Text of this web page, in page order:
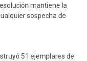
mantiene la
sospecha de
51 ejemplares de